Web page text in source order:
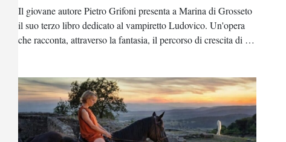
Il giovane autore Pietro Grifoni presenta a Marina di Grosseto
il suo terzo libro dedicato al vampiretto Ludovico. Un'opera
che racconta, attraverso la fantasia, il percorso di crescita di un